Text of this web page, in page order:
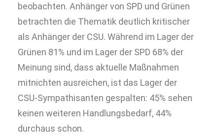
beobachten. Anhänger von SPD und Grünen
betrachten die Thematik deutlich kritischer
als Anhänger der CSU. Während im Lager der
Grünen 81% und im Lager der SPD 68% der
Meinung sind, dass aktuelle Maßnahmen
mitnichten ausreichen, ist das Lager der
CSU-Sympathisanten gespalten: 45% sehen
keinen weiteren Handlungsbedarf, 44%
durchaus schon.